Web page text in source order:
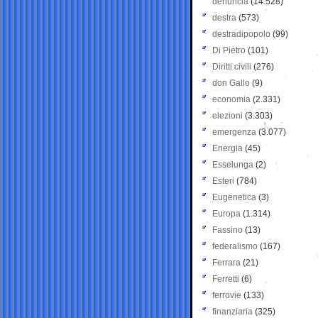
destra (573)
destradipopolo (99)
Di Pietro (101)
Diritti civili (276)
don Gallo (9)
economia (2.331)
elezioni (3.303)
emergenza (3.077)
Energia (45)
Esselunga (2)
Esteri (784)
Eugenetica (3)
Europa (1.314)
Fassino (13)
federalismo (167)
Ferrara (21)
Ferretti (6)
ferrovie (133)
finanziaria (325)